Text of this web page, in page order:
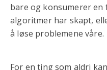
bare og konsumerer en
algoritmer har skapt,
å løse problemene våre.
For en ting som aldri